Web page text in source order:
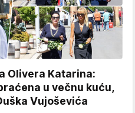
Olivera Katarina:
u večnu kuću,
Vujoševića